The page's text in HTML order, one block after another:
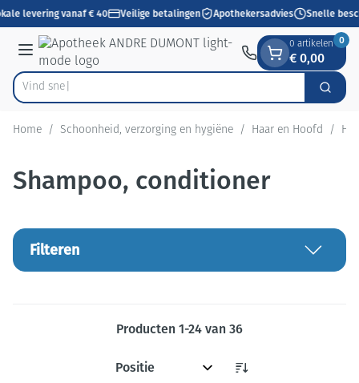
Ga naar de inhoud
1 van 1
levering vanaf € 40 Veilige betalingen Apothekersadvies Snelle
Menu
Product, merk, categorie...
Vind snel wondver Zoek
0 artikelen
€ 0,00
0
Home / Schoonheid, verzorging en hygiëne / Haar en Hoofd /
Shampoo, conditioner
Filteren
Producten 1-24 van 36
Sorteer op: